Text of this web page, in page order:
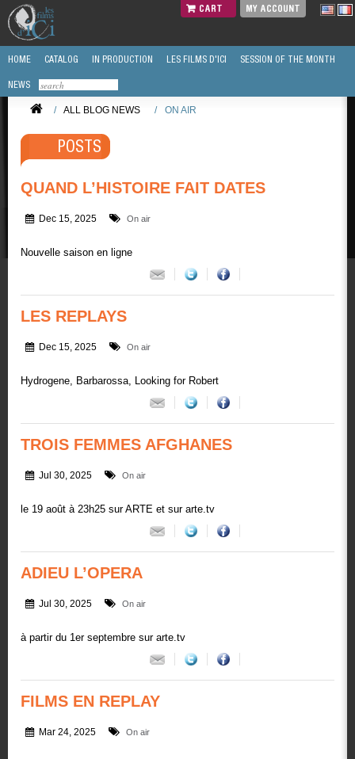
CART MY ACCOUNT
HOME CATALOG IN PRODUCTION LES FILMS D'ICI SESSION OF THE MONTH
NEWS
/ ALL BLOG NEWS / ON AIR
POSTS
QUAND L’HISTOIRE FAIT DATES
Dec 15, 2025 On air
Nouvelle saison en ligne
LES REPLAYS
Dec 15, 2025 On air
Hydrogene, Barbarossa, Looking for Robert
TROIS FEMMES AFGHANES
Jul 30, 2025 On air
le 19 août à 23h25 sur ARTE et sur arte.tv
ADIEU L’OPERA
Jul 30, 2025 On air
à partir du 1er septembre sur arte.tv
FILMS EN REPLAY
Mar 24, 2025 On air